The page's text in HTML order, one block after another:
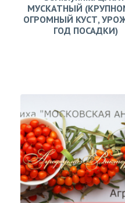
МУСКАТНЫЙ
ОГРОМНЫЙ КУСТ,
ГОД ПОСАДКИ)